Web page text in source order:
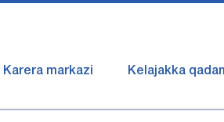
Karera markazi Kelajakka